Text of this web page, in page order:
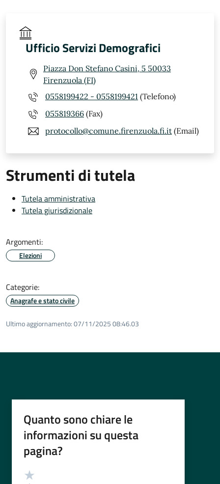
Ufficio Servizi Demografici
Piazza Don Stefano Casini, 5 50033
Firenzuola (FI)
0558199422 - 0558199421 (Telefono)
055819366 (Fax)
protocollo@comune.firenzuola.fi.it (Email)
Strumenti di tutela
Tutela amministrativa
Tutela giurisdizionale
Argomenti:
Elezioni
Categorie:
Anagrafe e stato civile
Ultimo aggiornamento:07/11/2025 08:46.03
Quanto sono chiare le
informazioni su questa
pagina?
Valutazione